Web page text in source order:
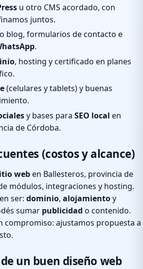
u otro CMS acordado, con
juntos.
blog, formularios de contacto e
.
, hosting y certificado en planes
(celulares y tablets) y buenas
y bases para SEO local en
de Córdoba.
(costos y alcance)
weben Ballesteros, provincia de
módulos, integraciones y hosting.
ser: dominio, alojamientoy
sumar publicidad o contenido.
compromiso: ajustamos propuesta a
un buen diseño web